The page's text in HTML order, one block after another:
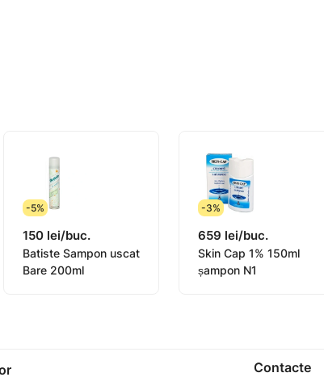
-5%
150 lei/buc.
Batiste Sampon uscat
Bare 200ml
-3%
659 lei/buc.
Skin Cap 1% 150ml
șampon N1
Contacte